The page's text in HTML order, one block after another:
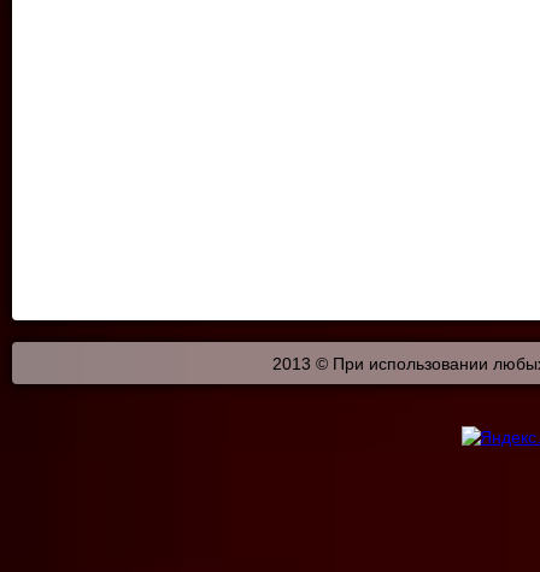
2013 © При использовании